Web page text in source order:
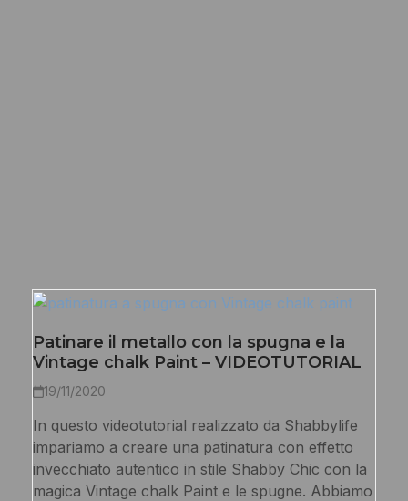
Patinare il metallo con la spugna e la
Vintage chalk Paint – VIDEOTUTORIAL
19/11/2020
In questo videotutorial realizzato da Shabbylife
impariamo a creare una patinatura con effetto
invecchiato autentico in stile Shabby Chic con la
magica Vintage chalk Paint e le spugne. Abbiamo